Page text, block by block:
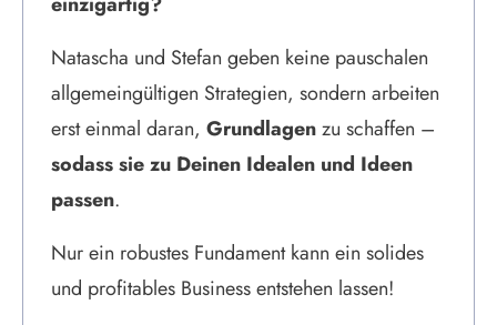
Natascha und Stefan geben keine pauschalen
allgemeingültigen Strategien, sondern arbeiten
erst einmal daran, Grundlagenzu schaffen –
sodass sie zu Deinen Idealen und Ideen
passen.
Nur ein robustes Fundament kann ein solides
und profitables Business entstehen lassen!